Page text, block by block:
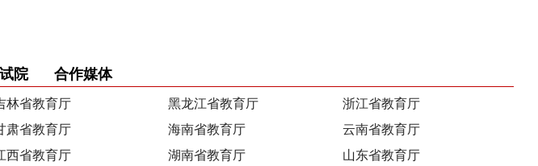
院 合作媒体
林省教育厅 黑龙江省教育厅
浙江省教育厅
肃省教育厅 海南省教育厅
云南省教育厅
西省教育厅 湖南省教育厅 山东省教育厅